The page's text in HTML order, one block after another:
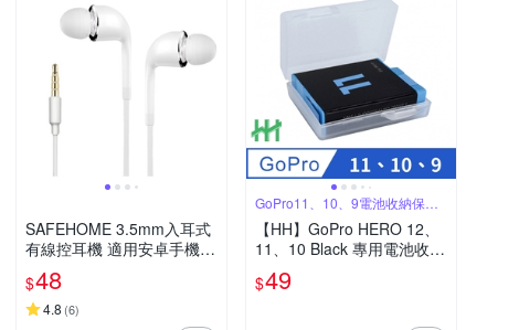
SAFEHOME 3.5mm入耳式
有線控耳機 適用安卓手機
耳機帶麥可通話 EM3501
$48
4.8 (6)
GoPro11、10、9電池收納保護
【HH】GoPro HERO 12、
11、10 Black 專用電池收納
保護盒 (2入)(透明)
$49